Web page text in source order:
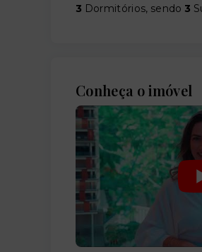
3 Dormitórios, sendo 3
Conheça o imóvel